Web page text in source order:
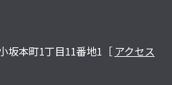
坂本町1丁目11番地1［ アクセス